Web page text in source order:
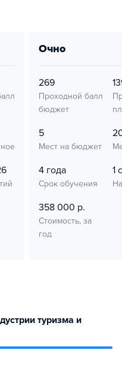
очно
269
Проходной балл
бюджет
5
Мест на бюджет
4 года
Срок обучения
1
358 000 р.
Стоимость, за
год
туризма и